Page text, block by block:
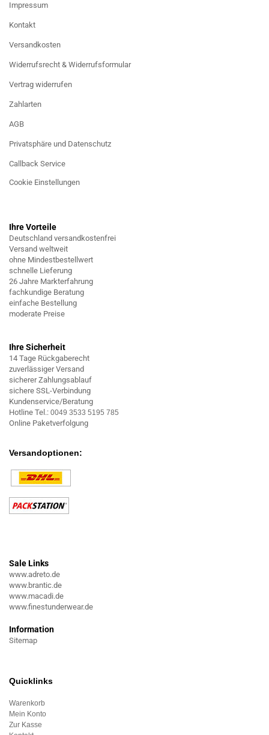
Impressum
Kontakt
Versandkosten
Widerrufsrecht & Widerrufsformular
Vertrag widerrufen
Zahlarten
AGB
Privatsphäre und Datenschutz
Callback Service
Cookie Einstellungen
Ihre Vorteile
Deutschland versandkostenfrei
Versand weltweit
ohne Mindestbestellwert
schnelle Lieferung
26 Jahre Markterfahrung
fachkundige Beratung
einfache Bestellung
moderate Preise
Ihre Sicherheit
14 Tage Rückgaberecht
zuverlässiger Versand
sicherer Zahlungsablauf
sichere SSL-Verbindung
Kundenservice/Beratung
Hotline Tel.: 0049 3533 5195 785
Online Paketverfolgung
Versandoptionen:
Sale Links
www.adreto.de
www.brantic.de
www.macadi.de
www.finestunderwear.de
Information
Sitemap
Quicklinks
Warenkorb
Mein Konto
Zur Kasse